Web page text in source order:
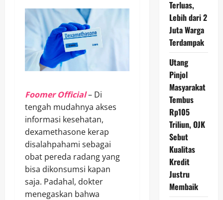
Foomer Official– Di
tengah mudahnya akses
informasi kesehatan,
dexamethasone kerap
disalahpahami sebagai
obat pereda radang yang
bisa dikonsumsi kapan
saja. Padahal, dokter
menegaskan bahwa
Terluas,
Lebih dari 2
Juta Warga
Terdampak
Utang
Pinjol
Masyarakat
Tembus
Rp105
Triliun, OJK
Sebut
Kualitas
Kredit
Justru
Membaik